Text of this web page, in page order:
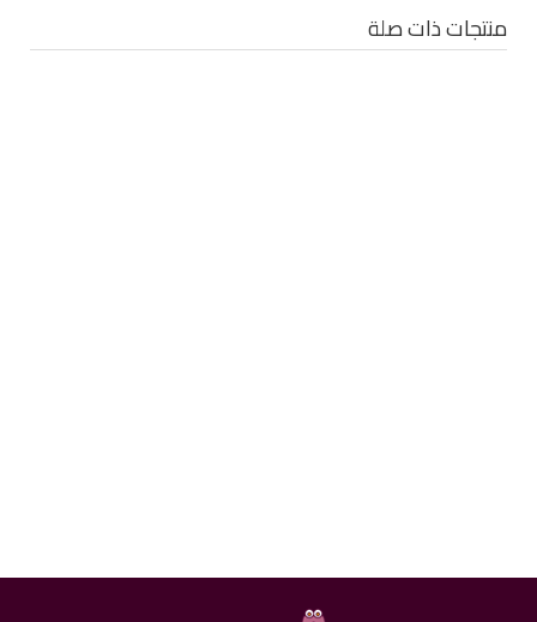
منتجات ذات صلة